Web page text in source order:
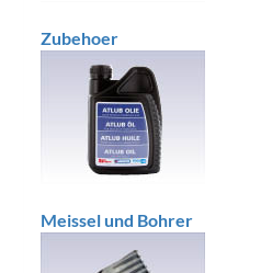
Zubehoer
Meissel und Bohrer